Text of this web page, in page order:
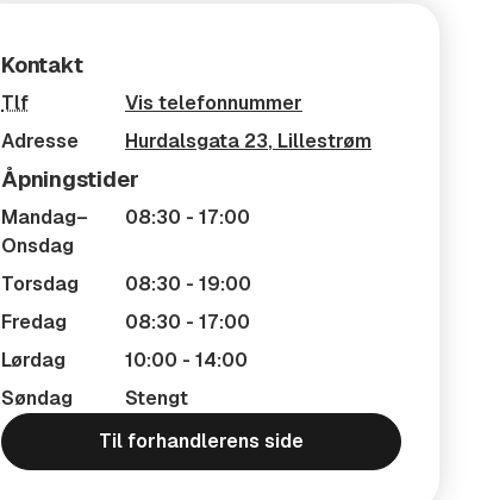
Kontakt
Tlf
Vis telefonnummer
Adresse
Hurdalsgata 23, Lillestrøm
Åpningstider
Mandag–
Onsdag
08:30 - 17:00
Torsdag
08:30 - 19:00
Fredag
08:30 - 17:00
Lørdag
10:00 - 14:00
Søndag
Stengt
Til forhandlerens side